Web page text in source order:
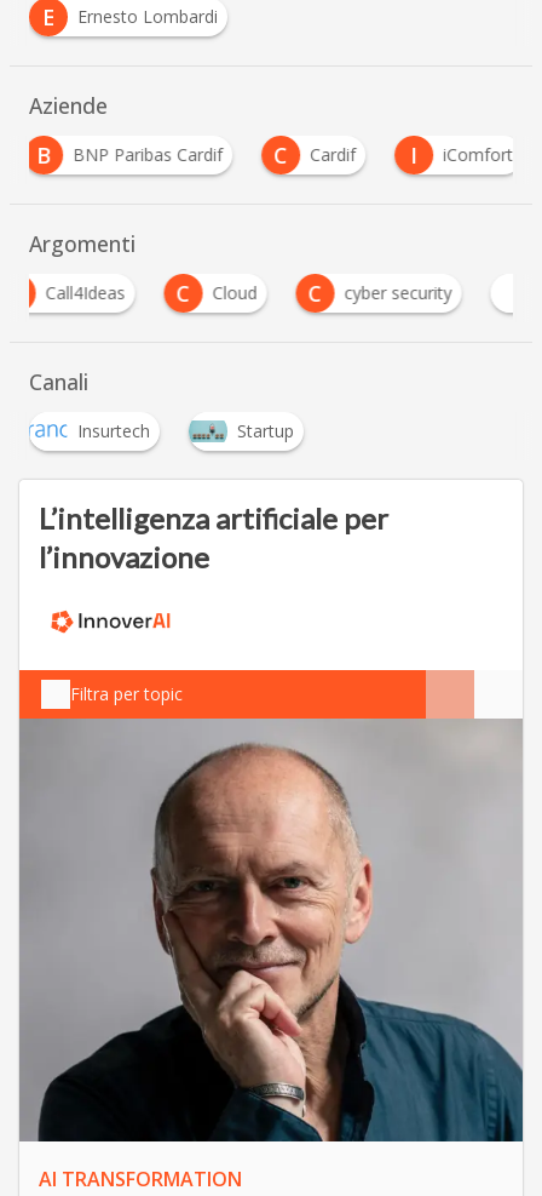
E
Ernesto Lombardi
Aziende
BNP Paribas Cardif C Cardif I iComfort
Argomenti
C
Cloud C cyber security Digital
Canali
Insurtech Startup
L’intelligenza artificiale per
l’innovazione
Filtra per topic
AI TRANSFORMATION